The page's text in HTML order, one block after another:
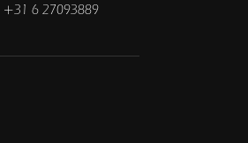
+31 6 27093889